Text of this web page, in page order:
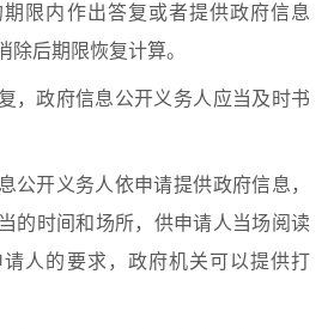
限内作出答复或者提供政府信息
除后期限恢复计算。
，政府信息公开义务人应当及时书
公开义务人依申请提供政府信息，
的时间和场所，供申请人当场阅读
人的要求，政府机关可以提供打